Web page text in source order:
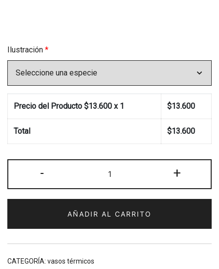
Ilustración *
Precio del Producto $13.600 x 1 $13.600
Total $13.600
-
térmico
fauna
(Especie
a
elección)
+
AÑADIR AL CARRITO
CATEGORÍA: vasos térmicos